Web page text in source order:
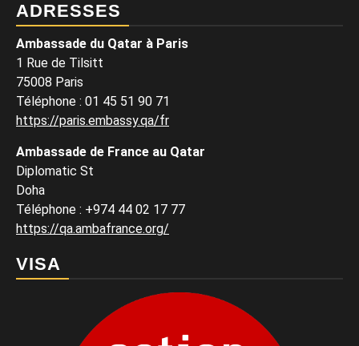
ADRESSES
Ambassade du Qatar à Paris
1 Rue de Tilsitt
75008 Paris
Téléphone : 01 45 51 90 71
https://paris.embassy.qa/fr
Ambassade de France au Qatar
Diplomatic St
Doha
Téléphone : +974 44 02 17 77
https://qa.ambafrance.org/
VISA